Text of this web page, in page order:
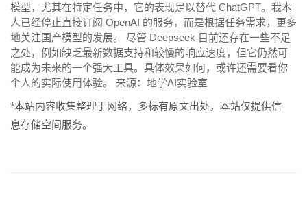
模型，尤其在特定任务中，它的表现足以替代 ChatGPT。我本
人已经停止直接订阅 OpenAI 的服务，而是根据任务需求，更多
地关注国产模型的发展。 尽管 Deepseek 目前还存在一些不足
之处，例如缺乏最新数据支持和较慢的响应速度，但它仍然可
能成为未来的一个强大工具。具体效果如何，或许还需要看你
个人的实际使用体验。 来源：地学AI实验室
*本站内容收集整理于网络，多标有原文出处，本站仅提供信
息存储空间服务。